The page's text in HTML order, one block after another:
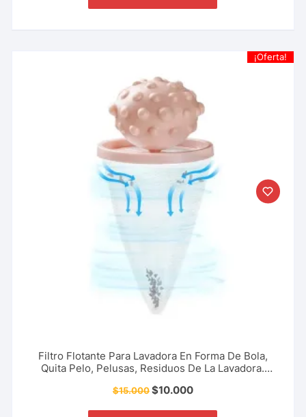
¡Oferta!
Filtro Flotante Para Lavadora En Forma De Bola,
Quita Pelo, Pelusas, Residuos De La Lavadora.
$15.000$10.000